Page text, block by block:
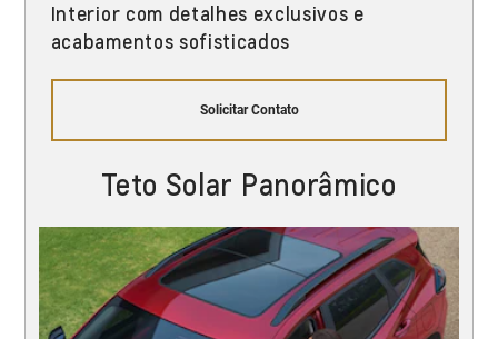
Interior com detalhes exclusivos e
acabamentos sofisticados
Solicitar Contato
Teto Solar Panorâmico